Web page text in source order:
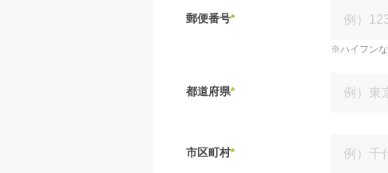
郵便番号*
※ハイフンな
都道府県*
市区町村*